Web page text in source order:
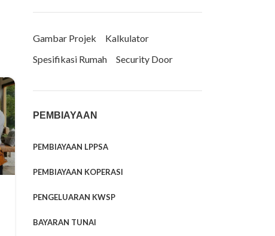
Gambar Projek
Kalkulator
Spesifikasi Rumah
Security Door
PEMBIAYAAN
PEMBIAYAAN LPPSA
PEMBIAYAAN KOPERASI
PENGELUARAN KWSP
BAYARAN TUNAI